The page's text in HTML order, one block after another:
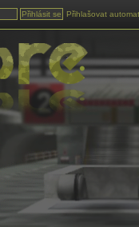
Přihlašovat